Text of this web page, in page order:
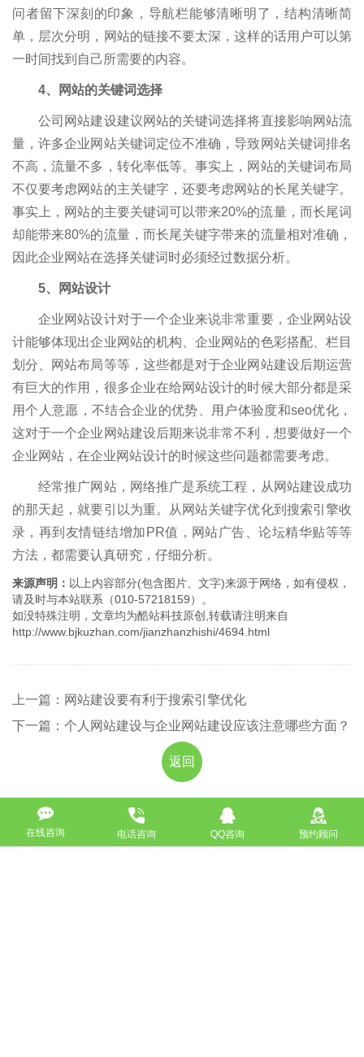
问者留下深刻的印象，导航栏能够清晰明了，结构清晰简
单，层次分明，网站的链接不要太深，这样的话用户可以第
一时间找到自己所需要的内容。
4、网站的关键词选择
公司网站建设建议网站的关键词选择将直接影响网站流
量，许多企业网站关键词定位不准确，导致网站关键词排名
不高，流量不多，转化率低等。事实上，网站的关键词布局
不仅要考虑网站的主关键字，还要考虑网站的长尾关键字。
事实上，网站的主要关键词可以带来20%的流量，而长尾词
却能带来80%的流量，而长尾关键字带来的流量相对准确，
因此企业网站在选择关键词时必须经过数据分析。
5、网站设计
企业网站设计对于一个企业来说非常重要，企业网站设
计能够体现出企业网站的机构、企业网站的色彩搭配、栏目
划分、网站布局等等，这些都是对于企业网站建设后期运营
有巨大的作用，很多企业在给网站设计的时候大部分都是采
用个人意愿，不结合企业的优势、用户体验度和seo优化，
这对于一个企业网站建设后期来说非常不利，想要做好一个
企业网站，在企业网站设计的时候这些问题都需要考虑。
经常推广网站，网络推广是系统工程，从网站建设成功
的那天起，就要引以为重。从网站关键字优化到搜索引擎收
录，再到友情链结增加PR值，网站广告、论坛精华贴等等
方法，都需要认真研究，仔细分析。
来源声明： 以上内容部分(包含图片、文字)来源于网络，如有侵权，
请及时与本站联系（010-57218159）。
如没特殊注明，文章均为酷站科技原创,转载请注明来自
http://www.bjkuzhan.com/jianzhanzhishi/4694.html
上一篇：网站建设要有利于搜索引擎优化
下一篇：个人网站建设与企业网站建设应该注意哪些方面？
返回
免费获取策划方案及报价
在线咨询 电话咨询 QQ咨询 预约顾问